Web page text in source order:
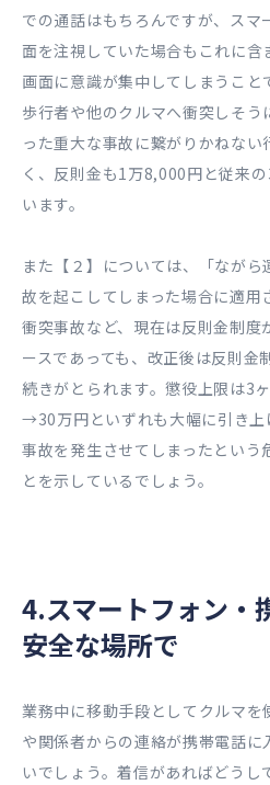
での通話はもちろんですが、ス
面を注視していた場合もこれに含
画面に意識が集中してしまうこと
歩行者や他のクルマへ衝突しそ
った重大な事故に繋がりかねな
く、反則金も1万8,000円と従来
います。
また【２】については、「なが
故を起こしてしまった場合に適用
衝突事故など、現在は反則金制度
ースであっても、改正後は反則金
続きがとられます。懲役上限は3
→30万円といずれも大幅に引き
事故を発生させてしまったという
とを示しているでしょう。
4.スマートフォン・
安全な場所で
業務中に移動手段としてクルマを
や関係者からの連絡が携帯電話に
いでしょう。着信があればどうし